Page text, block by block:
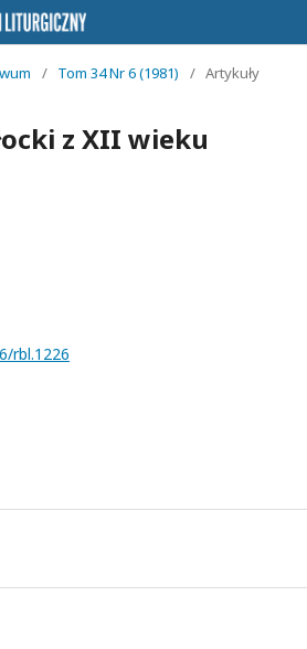
/ Tom 34 Nr 6 (1981) / Artykuły
z XII wieku
rbl.1226